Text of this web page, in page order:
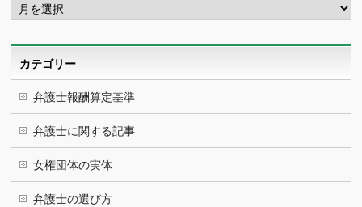
ー
カ
カテゴリー
弁護士報酬算定基準
弁護士に関する記事
女権団体の実体
弁護士の選び方